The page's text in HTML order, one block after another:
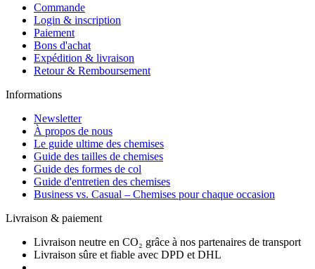
Commande
Login & inscription
Paiement
Bons d'achat
Expédition & livraison
Retour & Remboursement
Informations
Newsletter
À propos de nous
Le guide ultime des chemises
Guide des tailles de chemises
Guide des formes de col
Guide d'entretien des chemises
Business vs. Casual – Chemises pour chaque occasion
Livraison & paiement
Livraison neutre en CO₂ grâce à nos partenaires de transport
Livraison sûre et fiable avec DPD et DHL